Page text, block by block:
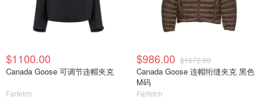
$1100.00
Canada Goose 可调节连帽夹克
Farfetch
$986.00 $1672.00
Canada Goose 连帽绗缝夹克 黑色
M码
Farfetch